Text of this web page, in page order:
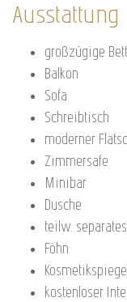
Ausstattung
großzügige
Balkon
Sofa
Schreibtisch
moderner
Zimmersafe
Minibar
Dusche
teilw. separates
Föhn
Kosmetikspiegel
kostenloser